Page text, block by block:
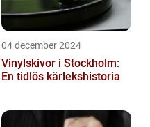
04 december 2024
Vinylskivor i Stockholm:
En tidlös kärlekshistoria